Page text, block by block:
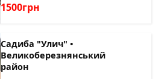
1500грн
Садиба "Улич" •
Великоберезнянський
район